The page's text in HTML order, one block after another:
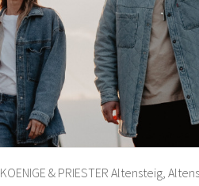
KOENIGE & PRIESTER Altensteig,